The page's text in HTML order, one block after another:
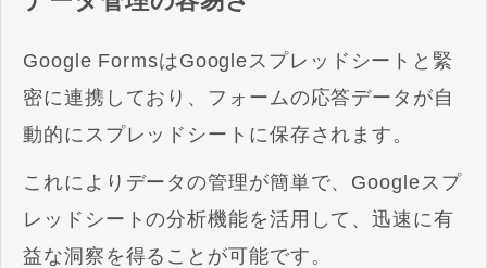
Google FormsはGoogleスプレッドシートと緊
密に連携しており、フォームの応答データが自
動的にスプレッドシートに保存されます。
これによりデータの管理が簡単で、Googleスプ
レッドシートの分析機能を活用して、迅速に有
益な洞察を得ることが可能です。